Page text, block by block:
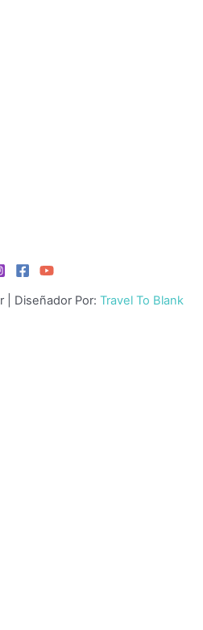
| Diseñador Por: Travel To Blank